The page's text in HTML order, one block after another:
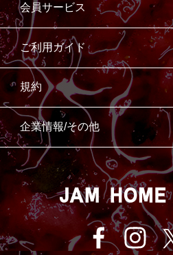
会員サービス
ご利用ガイド
規約
企業情報/その他